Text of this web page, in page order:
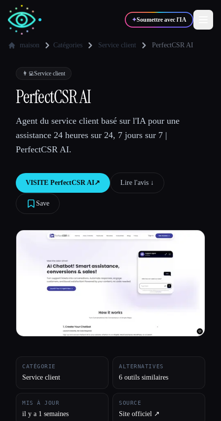
✦Soumettre avec l'IA
✍️Auteurs
💻
🎓Étudiants 🎬Créateurs
Blog
Comparer les outils
Toutes les catégories
maison Catégories Service client PerfectCSR AI
👨‍💻Service client
PerfectCSR AI
Agent du service client basé sur l'IA pour une
assistance 24 heures sur 24, 7 jours sur 7 |
PerfectCSR AI.
VISITE PerfectCSR AI↗︎ Lire l'avis ↓︎
Save
CATÉGORIE
Service client
ALTERNATIVES
6 outils similaires
MIS À JOUR
il y a 1 semaines
SOURCE
Site officiel ↗︎